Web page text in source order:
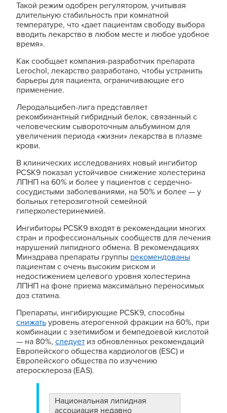
Такой режим одобрен регулятором, учитывая
длительную стабильность при комнатной
температуре, что «дает пациентам свободу выбора
вводить лекарство в любом месте и любое удобное
время».
Как сообщает компания-разработчик препарата
Lerochol, лекарство разработано, чтобы устранить
барьеры для пациента, ограничивающие его
применение.
Леродальцибеп-лига представляет
рекомбинантный гибридный белок, связанный с
человеческим сывороточным альбумином для
увеличения периода «жизни» лекарства в плазме
крови.
В клинических исследованиях новый ингибитор
PCSK9 показал устойчивое снижение холестерина
ЛПНП на 60% и более у пациентов с сердечно-
сосудистыми заболеваниями, на 50% и более — у
больных гетерозиготной семейной
гиперхолестеринемией.
Ингибиторы PCSK9 входят в рекомендации многих
стран и профессиональных сообществ для лечения
нарушений липидного обмена. В рекомендациях
Минздрава препараты группы рекомендованы
пациентам с очень высоким риском и
недостижением целевого уровня холестерина
ЛПНП на фоне приема максимально переносимых
доз статина.
Препараты, ингибирующие PCSK9, способны
снижать уровень атерогенной фракции на 60%, при
комбинации с эзетимибом и бемпедоевой кислотой
— на 80%, следует из обновленных рекомендаций
Европейского общества кардиологов (ESC) и
Европейского общества по изучению
атеросклероза (EAS).
Национальная липидная
ассоциация недавно